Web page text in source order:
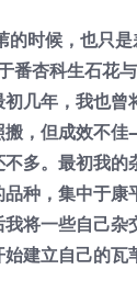
的时候，也只
番杏科生石花
几年，我也曾
搬，但成效不
多。最初我的
种，集中于康
将一些自己杂
建立自己的瓦